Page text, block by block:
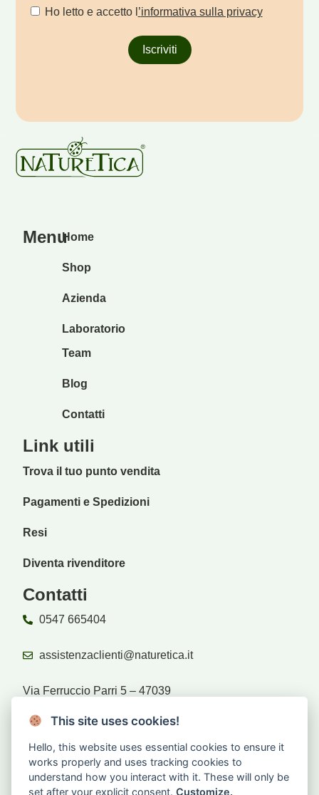
Ho letto e accetto l ’informativa sulla privacy
Iscriviti
MenuHome
Shop
Azienda
Laboratorio
Team
Blog
Contatti
Link utili
Trova il tuo punto vendita
Pagamenti e Spedizioni
Resi
Diventa rivenditore
Contatti
0547 665404
assistenzaclienti@naturetica.it
Via Ferruccio Parri 5 – 47039
Rivenditori
This site uses cookies!
Hello, this website uses essential cookies to ensure it
works properly and uses tracking cookies to
understand how you interact with it. These will only be
set after your explicit consent. Customize.